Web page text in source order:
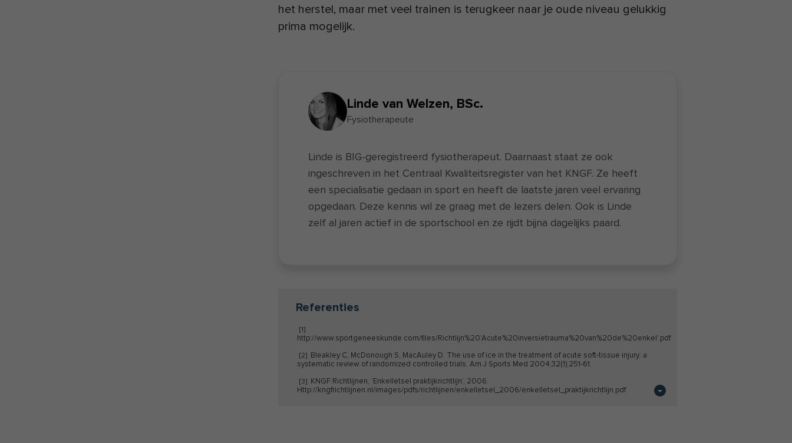
het herstel, maar met veel trainen is terugkeer naar je oude niveau gelukkig
prima mogelijk.
Linde van Welzen, BSc.
Fysiotherapeute
Linde is BIG-geregistreerd fysiotherapeut. Daarnaast staat ze ook
ingeschreven in het Centraal Kwaliteitsregister van het KNGF. Ze heeft
een specialisatie gedaan in sport en heeft de laatste jaren veel ervaring
opgedaan. Deze kennis wil ze graag met de lezers delen. Ook is Linde
zelf al jaren actief in de sportschool en ze rijdt bijna dagelijks paard.
Referenties
[1]
http://www.sportgeneeskunde.com/files/Richtlijn%20’Acute%20inversietrauma%20van%20de%20enkel’.pdf
[2] Bleakley C, McDonough S, MacAuley D. The use of ice in the treatment of acute soft-tissue injury: a
systematic review of randomized controlled trials. Am J Sports Med 2004;32(1):251-61.
[3] KNGF Richtlijnen, ‘Enkelletsel praktijkrichtlijn’, 2006.
Http://kngfrichtlijnen.nl/images/pdfs/richtlijnen/enkelletsel_2006/enkelletsel_praktijkrichtlijn.pdf